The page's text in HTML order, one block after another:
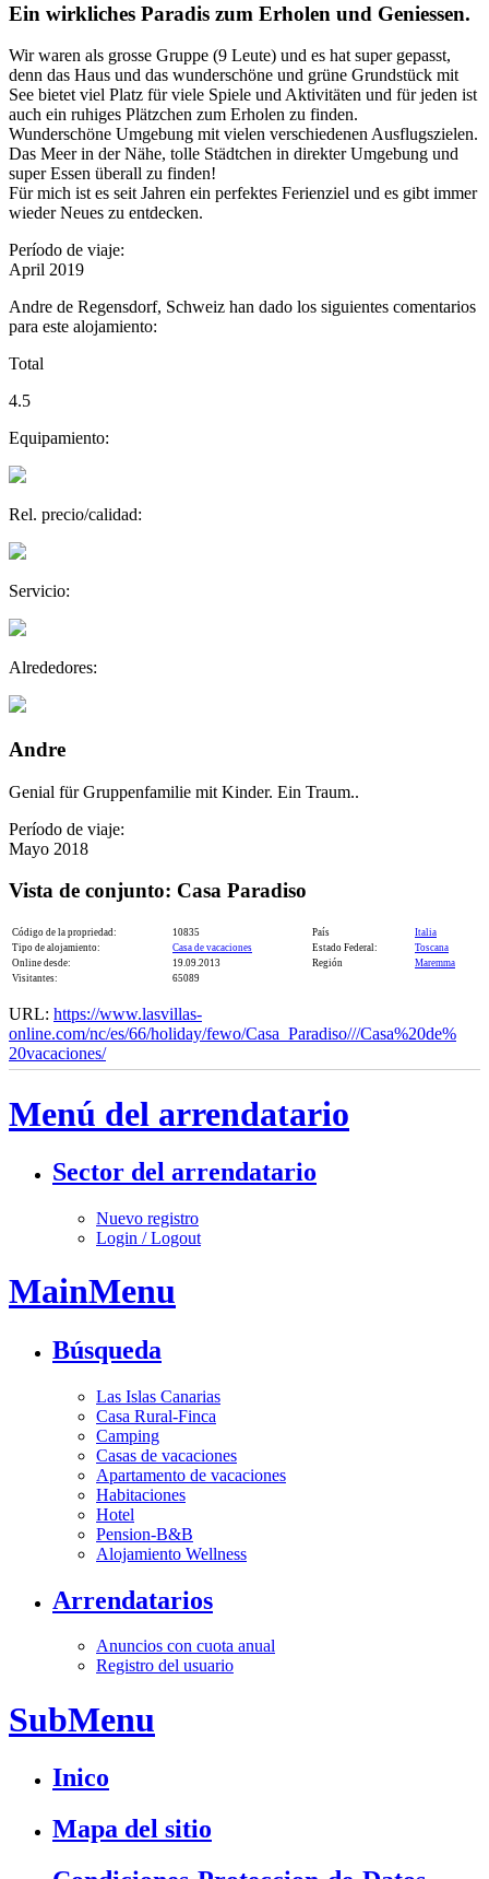
Ein wirkliches Paradis zum Erholen und Geniessen.
Wir waren als grosse Gruppe (9 Leute) und es hat super gepasst,
denn das Haus und das wunderschöne und grüne Grundstück mit
See bietet viel Platz für viele Spiele und Aktivitäten und für jeden ist
auch ein ruhiges Plätzchen zum Erholen zu finden.
Wunderschöne Umgebung mit vielen verschiedenen Ausflugszielen.
Das Meer in der Nähe, tolle Städtchen in direkter Umgebung und
super Essen überall zu finden!
Für mich ist es seit Jahren ein perfektes Ferienziel und es gibt immer
wieder Neues zu entdecken.
Período de viaje:
April 2019
Andre de Regensdorf, Schweiz han dado los siguientes comentarios
para este alojamiento:
Total
4.5
Equipamiento:
Rel. precio/calidad:
Servicio:
Alrededores:
Andre
Genial für Gruppenfamilie mit Kinder. Ein Traum..
Período de viaje:
Mayo 2018
Vista de conjunto: Casa Paradiso
Código de la propriedad: 10835 País
Italia
Tipo de alojamiento:
Casa de vacaciones Estado Federal:
Toscana
Online desde:
19.09.2013 Región
Maremma
Visitantes:
65089
URL: https://www.lasvillas-
online.com/nc/es/66/holiday/fewo/Casa_Paradiso///Casa%20de%​
20vacaciones/
Menú del arrendatario
Sector del arrendatario
Nuevo registro
Login / Logout
MainMenu
Búsqueda
Las Islas Canarias
Casa Rural-Finca
Camping
Casas de vacaciones
Apartamento de vacaciones
Habitaciones
Hotel
Pension-B&B
Alojamiento Wellness
Arrendatarios
Anuncios con cuota anual
Registro del usuario
SubMenu
Inico
Mapa del sitio